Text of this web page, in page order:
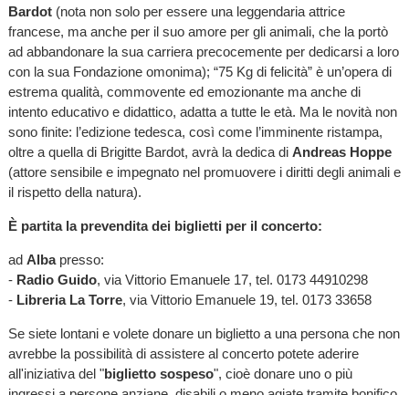
Bardot(nota non solo per essere una leggendaria attrice
francese, ma anche per il suo amore per gli animali, che la portò
ad abbandonare la sua carriera precocemente per dedicarsi a loro
con la sua Fondazione omonima); “75 Kg di felicità” è un’opera di
estrema qualità, commovente ed emozionante ma anche di
intento educativo e didattico, adatta a tutte le età. Ma le novità non
sono finite: l’edizione tedesca, così come l’imminente ristampa,
oltre a quella di Brigitte Bardot, avrà la dedica di Andreas Hoppe
(attore sensibile e impegnato nel promuovere i diritti degli animali e
il rispetto della natura).
È partita la prevendita dei biglietti per il concerto:
ad Albapresso:
- Radio Guido, via Vittorio Emanuele 17, tel. 0173 44910298
- Libreria La Torre, via Vittorio Emanuele 19, tel. 0173 33658
Se siete lontani e volete donare un biglietto a una persona che non
avrebbe la possibilità di assistere al concerto potete aderire
all'iniziativa del "biglietto sospeso", cioè donare uno o più